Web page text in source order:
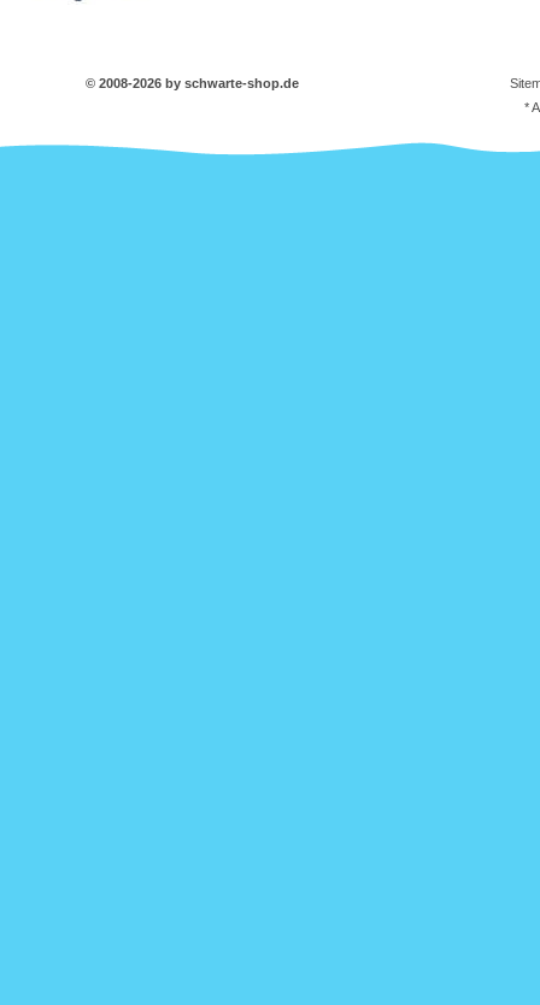
© 2008-2026 by schwarte-shop.de
*